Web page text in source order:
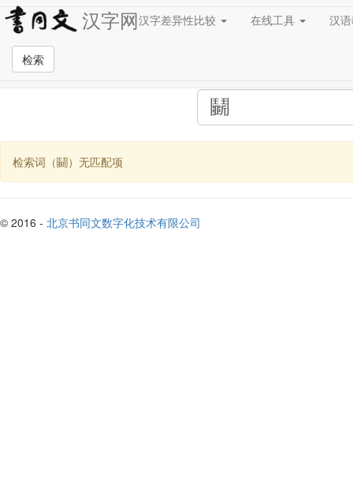
汉字网汉字差异性比较 在线工具 汉
检索
全站检索页面
检索词（鬭）无匹配项
© 2016 - 北京书同文数字化技术有限公司